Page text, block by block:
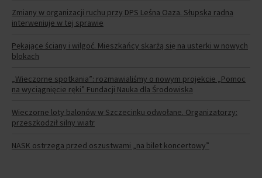
Zmiany w organizacji ruchu przy DPS Leśna Oaza. Słupska radna
interweniuje w tej sprawie
Pękające ściany i wilgoć. Mieszkańcy skarżą się na usterki w nowych
blokach
„Wieczorne spotkania”: rozmawialiśmy o nowym projekcie „Pomoc
na wyciągnięcie ręki” Fundacji Nauka dla Środowiska
Wieczorne loty balonów w Szczecinku odwołane. Organizatorzy:
przeszkodził silny wiatr
NASK ostrzega przed oszustwami „na bilet koncertowy”